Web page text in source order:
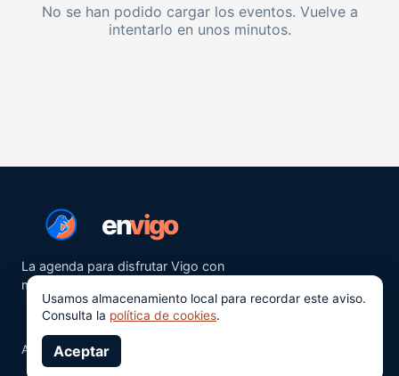
No se han podido cargar los eventos. Vuelve a
intentarlo en unos minutos.
envigo
La agenda para disfrutar Vigo con
más ganas.
Aviso legalPrivacidad
Usamos almacenamiento local para recordar este aviso.
Consulta la política de cookies.
Aceptar